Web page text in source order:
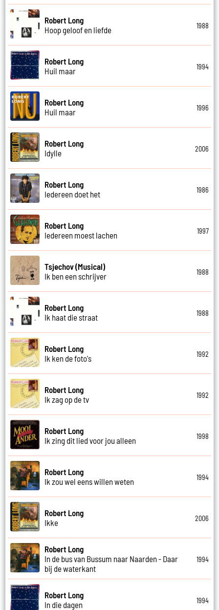
Robert Long
Hoop geloof en liefde
1988
Robert Long
Huil maar
1994
Robert Long
Huil maar
1996
Robert Long
Idylle
2006
Robert Long
Iedereen doet het
1986
Robert Long
Iedereen moest lachen
1997
Tsjechov (Musical)
Ik ben een schrijver
1988
Robert Long
Ik haat die straat
1988
Robert Long
Ik ken de foto's
1992
Robert Long
Ik zag op de tv
1992
Robert Long
Ik zing dit lied voor jou alleen
1998
Robert Long
Ik zou wel eens willen weten
1994
Robert Long
Ikke
2006
Robert Long
In de bus van Bussum naar Naarden - Daar
bij de waterkant
1994
Robert Long
In die dagen
1994